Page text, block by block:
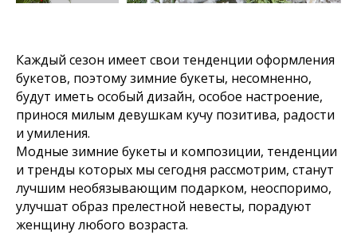
Каждый сезон имеет свои тенденции оформления
букетов, поэтому зимние букеты, несомненно,
будут иметь особый дизайн, особое настроение,
принося милым девушкам кучу позитива, радости
и умиления.
Модные зимние букеты и композиции, тенденции
и тренды которых мы сегодня рассмотрим, станут
лучшим необязывающим подарком, неоспоримо,
улучшат образ прелестной невесты, порадуют
женщину любого возраста.